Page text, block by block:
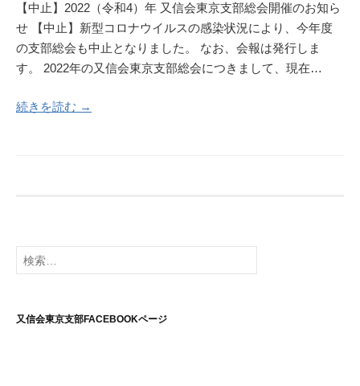
【中止】2022（令和4）年 又信会東京支部総会開催のお知ら
せ 【中止】新型コロナウイルスの感染状況により、今年度
の支部総会も中止となりました。 なお、会報は発行しま
す。 2022年の又信会東京支部総会につきまして、現在…
続きを読む →
検
索:
又信会東京支部FACEBOOKページ